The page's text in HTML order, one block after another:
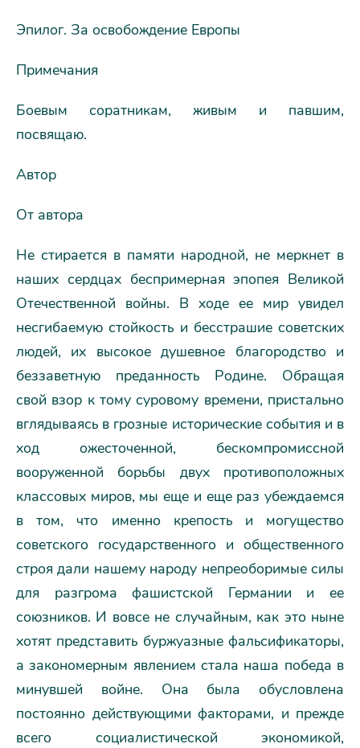
Эпилог. За освобождение Европы
Примечания
Боевым соратникам, живым и павшим,
посвящаю.
Автор
От автора
Не стирается в памяти народной, не меркнет в
наших сердцах беспримерная эпопея Великой
Отечественной войны. В ходе ее мир увидел
несгибаемую стойкость и бесстрашие советских
людей, их высокое душевное благородство и
беззаветную преданность Родине. Обращая
свой взор к тому суровому времени, пристально
вглядываясь в грозные исторические события и в
ход ожесточенной, бескомпромиссной
вооруженной борьбы двух противоположных
классовых миров, мы еще и еще раз убеждаемся
в том, что именно крепость и могущество
советского государственного и общественного
строя дали нашему народу непреоборимые силы
для разгрома фашистской Германии и ее
союзников. И вовсе не случайным, как это ныне
хотят представить буржуазные фальсификаторы,
а закономерным явлением стала наша победа в
минувшей войне. Она была обусловлена
постоянно действующими факторами, и прежде
всего социалистической экономикой,